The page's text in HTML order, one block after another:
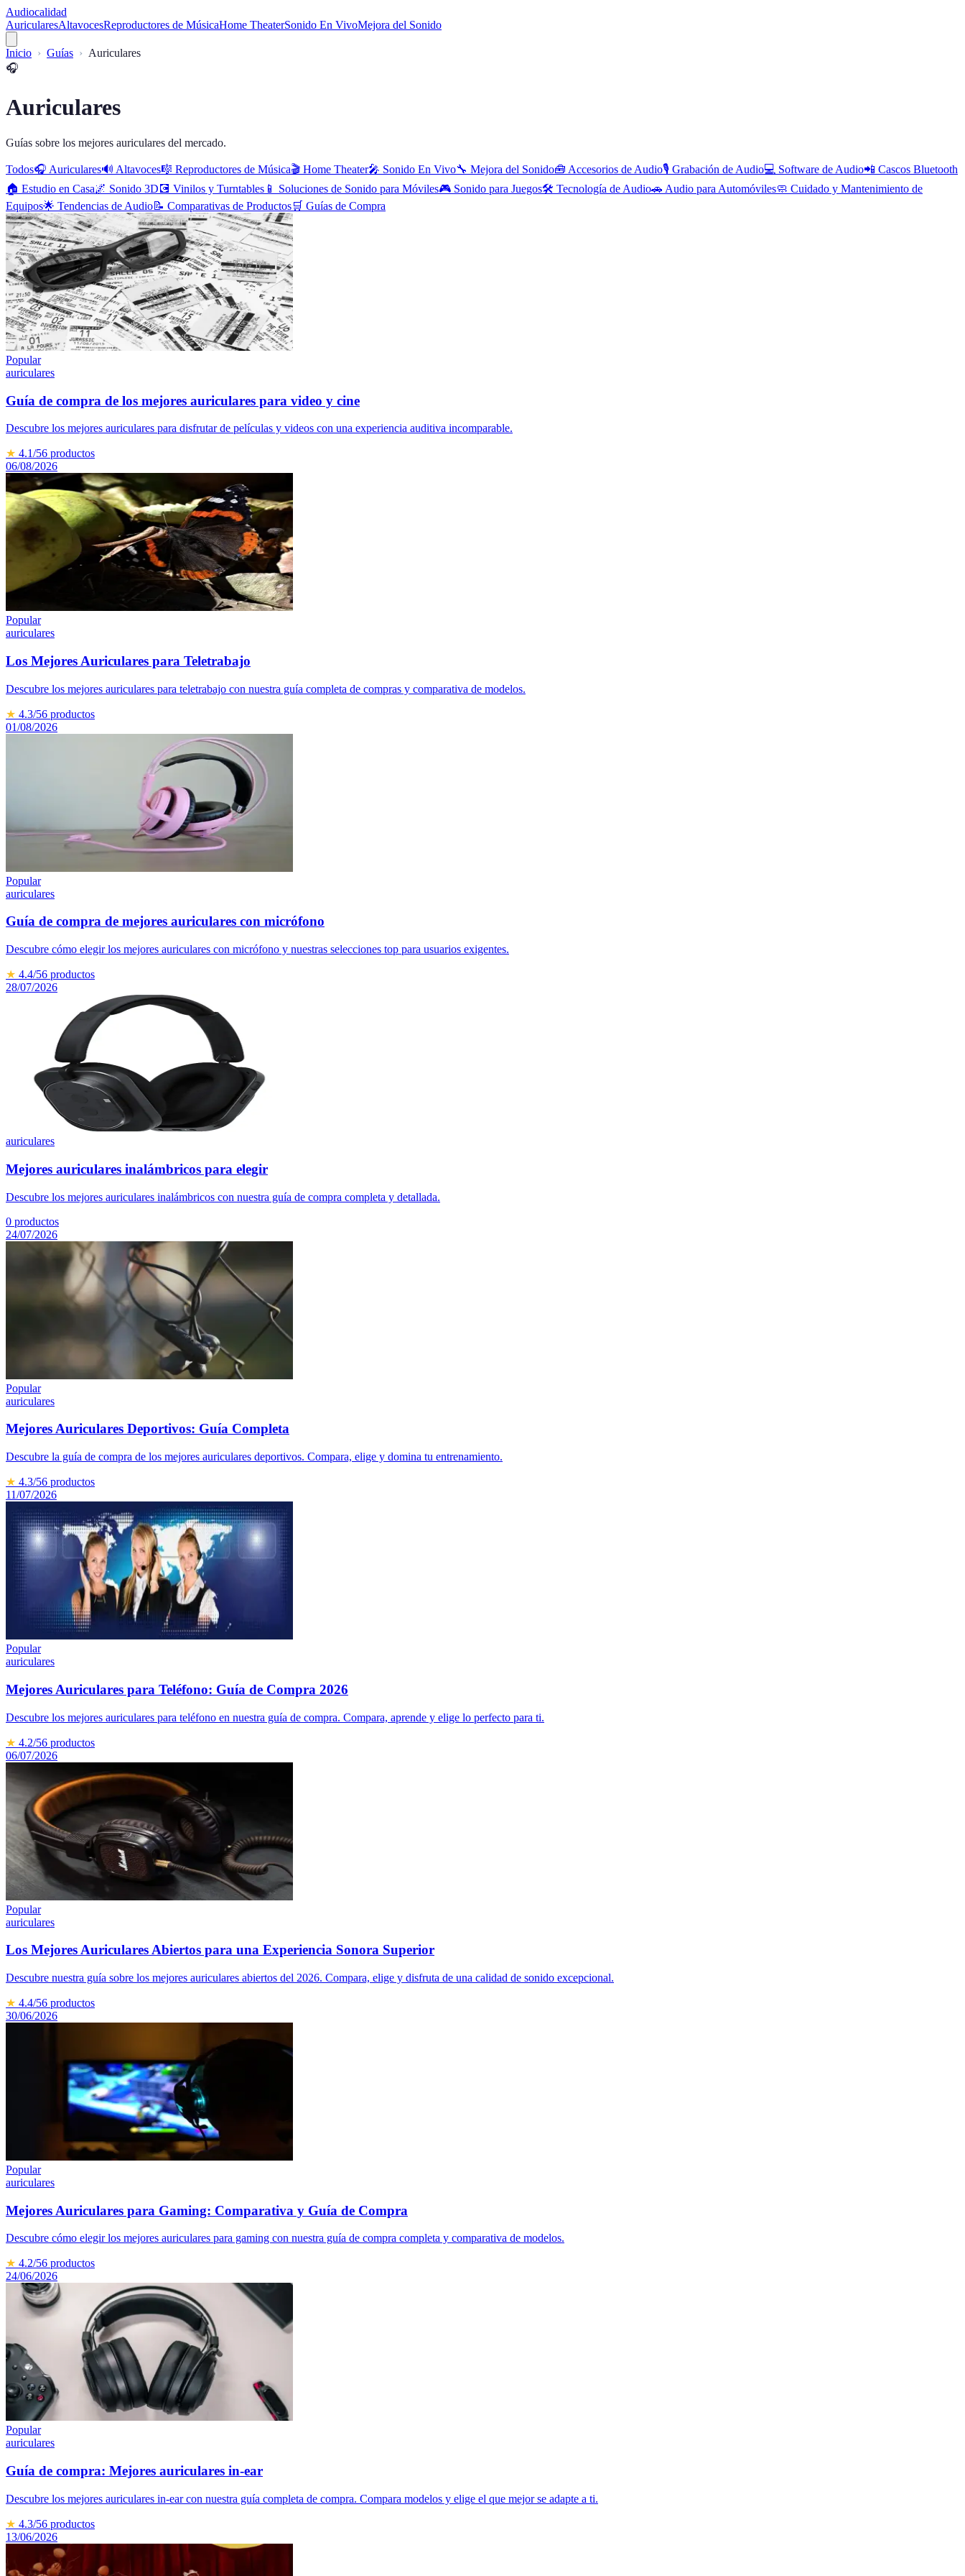
Audiocalidad
AuricularesAltavocesReproductores de MúsicaHome TheaterSonido En VivoMejora del Sonido
Inicio Guías
Auriculares
🎧
Auriculares
Guías sobre los mejores auriculares del mercado.
Todos🎧 Auriculares🔊 Altavoces🎼 Reproductores de Música🎬 Home Theater🎤 Sonido En Vivo🔧 Mejora del Sonido🧰 Accesorios de Audio🎙️ Grabación de Audio💻 Software de Audio📲 Cascos Bluetooth
🏠 Estudio en Casa🌌 Sonido 3D 💽 Vinilos y Turntables 📱 Soluciones de Sonido para Móviles🎮 Sonido para Juegos🛠️ Tecnología de Audio🚗 Audio para Automóviles🧼 Cuidado y Mantenimiento de
Equipos🌟 Tendencias de Audio📝 Comparativas de Productos🛒 Guías de Compra
Popular
auriculares
Guía de compra de los mejores auriculares para video y cine
Descubre los mejores auriculares para disfrutar de películas y videos con una experiencia auditiva incomparable.
★ 4.1/56 productos
06/08/2026
Popular
auriculares
Los Mejores Auriculares para Teletrabajo
Descubre los mejores auriculares para teletrabajo con nuestra guía completa de compras y comparativa de modelos.
★ 4.3/56 productos
01/08/2026
Popular
auriculares
Guía de compra de mejores auriculares con micrófono
Descubre cómo elegir los mejores auriculares con micrófono y nuestras selecciones top para usuarios exigentes.
★ 4.4/56 productos
28/07/2026
auriculares
Mejores auriculares inalámbricos para elegir
Descubre los mejores auriculares inalámbricos con nuestra guía de compra completa y detallada.
0 productos
24/07/2026
Popular
auriculares
Mejores Auriculares Deportivos: Guía Completa
Descubre la guía de compra de los mejores auriculares deportivos. Compara, elige y domina tu entrenamiento.
★ 4.3/56 productos
11/07/2026
Popular
auriculares
Mejores Auriculares para Teléfono: Guía de Compra 2026
Descubre los mejores auriculares para teléfono en nuestra guía de compra. Compara, aprende y elige lo perfecto para ti.
★ 4.2/56 productos
06/07/2026
Popular
auriculares
Los Mejores Auriculares Abiertos para una Experiencia Sonora Superior
Descubre nuestra guía sobre los mejores auriculares abiertos del 2026. Compara, elige y disfruta de una calidad de sonido excepcional.
★ 4.4/56 productos
30/06/2026
Popular
auriculares
Mejores Auriculares para Gaming: Comparativa y Guía de Compra
Descubre cómo elegir los mejores auriculares para gaming con nuestra guía de compra completa y comparativa de modelos.
★ 4.2/56 productos
24/06/2026
Popular
auriculares
Guía de compra: Mejores auriculares in-ear
Descubre los mejores auriculares in-ear con nuestra guía completa de compra. Compara modelos y elige el que mejor se adapte a ti.
★ 4.3/56 productos
13/06/2026